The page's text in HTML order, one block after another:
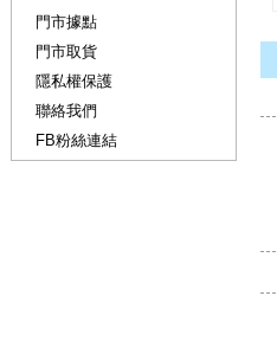
門市據點
門市取貨
隱私權保護
聯絡我們
FB粉絲連結